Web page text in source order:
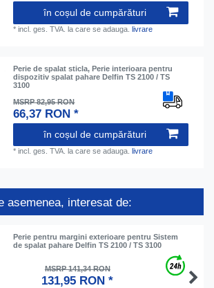
în coșul de cumpărături
*incl. ges. TVA. la care se adauga.livrare
Perie de spalat sticla, Perie interioara pentru
dispozitiv spalat pahare Delfin TS 2100 / TS
3100
MSRP 82,95 RON
66,37 RON *
în coșul de cumpărături
*incl. ges. TVA. la care se adauga.livrare
asemenea, interesat de:
Perie pentru margini exterioare pentru Sistem
de spalat pahare Delfin TS 2100 / TS 3100
MSRP 141,34 RON
131,95 RON *